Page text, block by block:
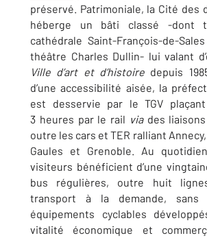
préservé. Patrimoniale, la Cité des
héberge un bâti classé -dont
cathédrale Saint-François-de-
théâtre Charles Dullin- lui valant
Ville d’art et d’histoire depuis
d’une accessibilité aisée, la
est desservie par le TGV
3 heures par le rail viades
outre les cars et TER ralliant
Gaules et Grenoble. Au
visiteurs bénéficient d’une
bus régulières, outre huit
transport à la demande, sans
équipements cyclables
vitalité économique et